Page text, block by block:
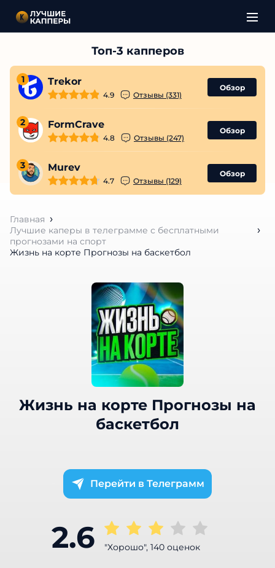
1 Trekor
4.9 Отзывы (331)
Обзор
2 FormCrave
4.8 Отзывы (247)
Обзор
3 Murev
4.7 Отзывы (129)
Обзор
Главная
Лучшие каперы в телеграмме с бесплатными
прогнозами на спорт
Жизнь на корте Прогнозы на баскетбол
Жизнь на корте Прогнозы на
баскетбол
Телеграмм
2.6 "Хорошо", 140 оценок